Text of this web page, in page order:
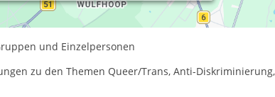
Poly-Konstellationen, Familien und Einzelpersonen
und Einzelpersonen
zu den Themen Queer/Trans, Anti-